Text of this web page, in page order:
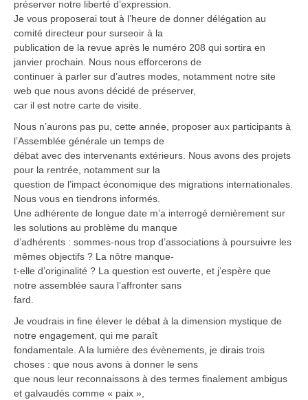
préserver notre liberté d’expression.
Je vous proposerai tout à l’heure de donner délégation au
comité directeur pour surseoir à la
publication de la revue après le numéro 208 qui sortira en
janvier prochain. Nous nous efforcerons de
continuer à parler sur d’autres modes, notamment notre site
web que nous avons décidé de préserver,
car il est notre carte de visite.
Nous n’aurons pas pu, cette année, proposer aux participants à
l’Assemblée générale un temps de
débat avec des intervenants extérieurs. Nous avons des projets
pour la rentrée, notamment sur la
question de l’impact économique des migrations internationales.
Nous vous en tiendrons informés.
Une adhérente de longue date m’a interrogé dernièrement sur
les solutions au problème du manque
d’adhérents : sommes-nous trop d’associations à poursuivre les
mêmes objectifs ? La nôtre manque-
t-elle d’originalité ? La question est ouverte, et j’espère que
notre assemblée saura l’affronter sans
fard.
Je voudrais in fine élever le débat à la dimension mystique de
notre engagement, qui me paraît
fondamentale. A la lumière des évènements, je dirais trois
choses : que nous avons à donner le sens
que nous leur reconnaissons à des termes finalement ambigus
et galvaudés comme « paix »,